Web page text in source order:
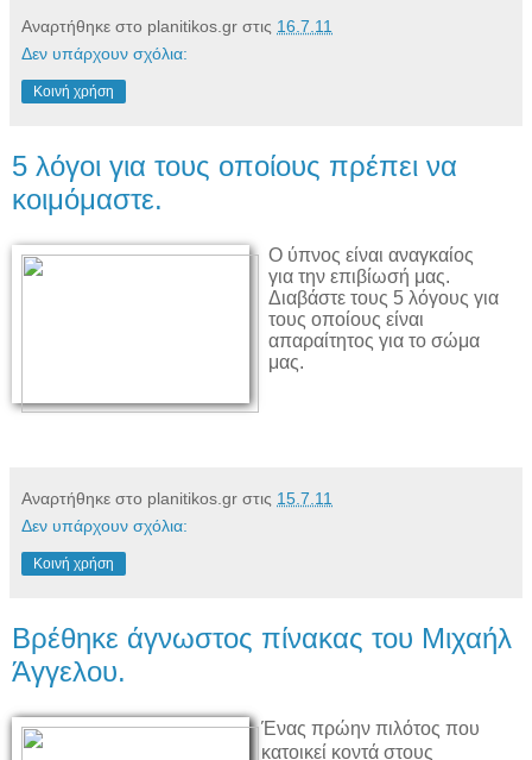
Αναρτήθηκε στο planitikos.gr στις 16.7.11
Δεν υπάρχουν σχόλια:
Κοινή χρήση
5 λόγοι για τους οποίους πρέπει να
κοιμόμαστε.
Ο ύπνος είναι αναγκαίος
για την επιβίωσή μας.
Διαβάστε τους 5 λόγους για
τους οποίους είναι
απαραίτητος για το σώμα
μας.
Αναρτήθηκε στο planitikos.gr στις 15.7.11
Δεν υπάρχουν σχόλια:
Κοινή χρήση
Βρέθηκε άγνωστος πίνακας του Μιχαήλ
Άγγελου.
Ένας πρώην πιλότος που
κατοικεί κοντά στους